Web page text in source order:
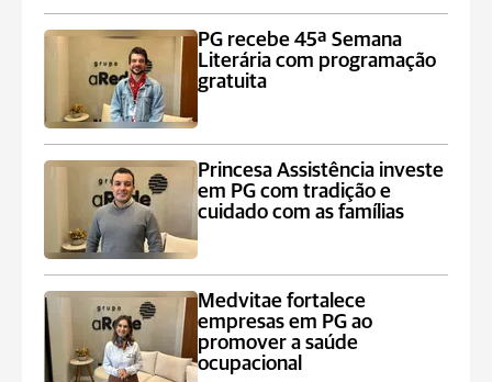
PG recebe 45ª Semana
Literária com programação
gratuita
Princesa Assistência investe
em PG com tradição e
cuidado com as famílias
Medvitae fortalece
empresas em PG ao
promover a saúde
ocupacional